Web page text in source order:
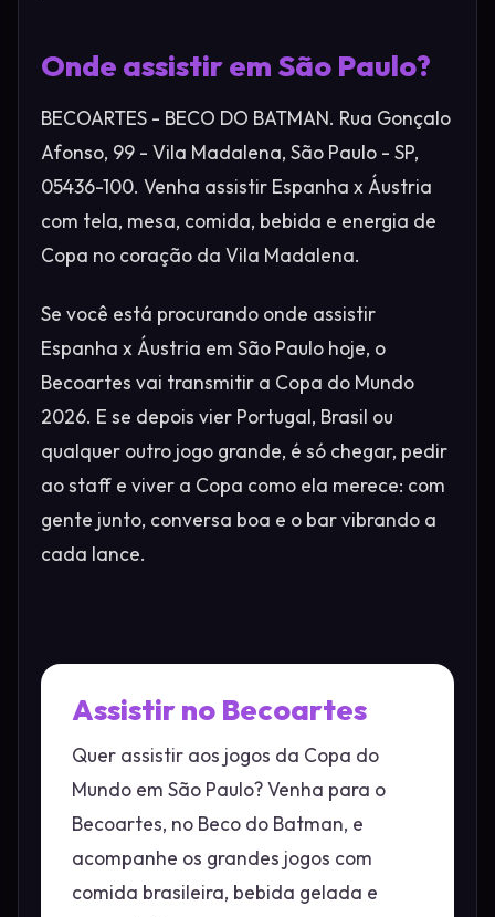
Onde assistir em São Paulo?
BECOARTES - BECO DO BATMAN. Rua Gonçalo
Afonso, 99 - Vila Madalena, São Paulo - SP,
05436-100. Venha assistir Espanha x Áustria
com tela, mesa, comida, bebida e energia de
Copa no coração da Vila Madalena.
Se você está procurando onde assistir
Espanha x Áustria em São Paulo hoje, o
Becoartes vai transmitir a Copa do Mundo
2026. E se depois vier Portugal, Brasil ou
qualquer outro jogo grande, é só chegar, pedir
ao staff e viver a Copa como ela merece: com
gente junto, conversa boa e o bar vibrando a
cada lance.
Assistir no Becoartes
Quer assistir aos jogos da Copa do
Mundo em São Paulo? Venha para o
Becoartes, no Beco do Batman, e
acompanhe os grandes jogos com
comida brasileira, bebida gelada e